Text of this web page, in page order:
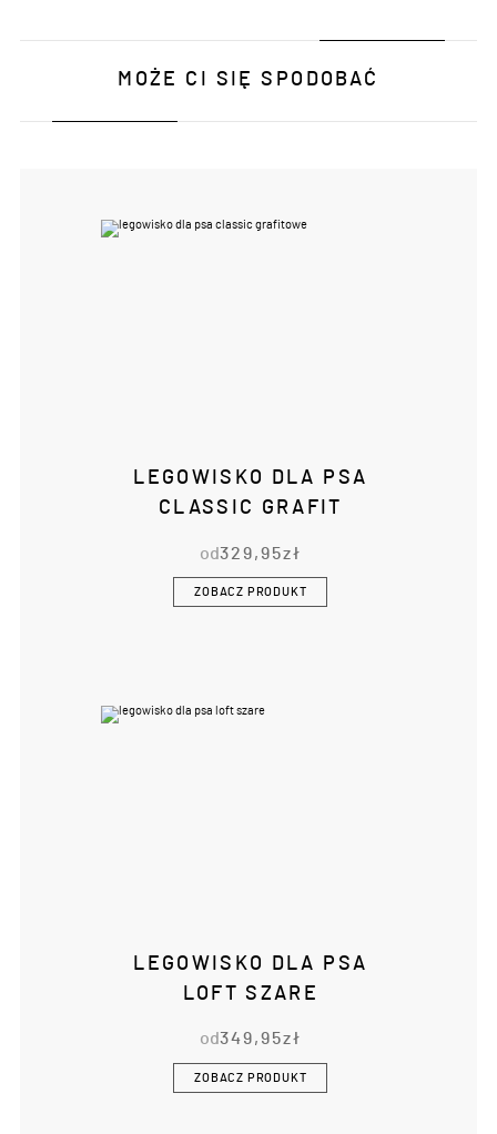
MOŻE CI SIĘ SPODOBAĆ
LEGOWISKO DLA PSA
CLASSIC GRAFIT
od329,95zł
ZOBACZ PRODUKT
LEGOWISKO DLA PSA
LOFT SZARE
od349,95zł
ZOBACZ PRODUKT